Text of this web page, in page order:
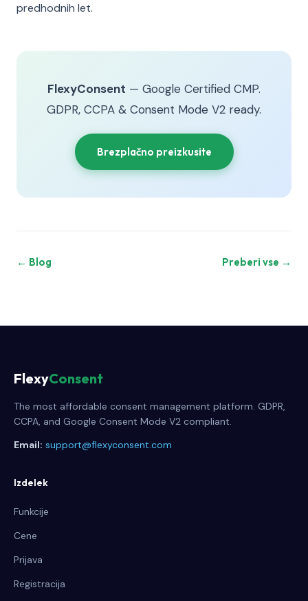
predhodnih let.
FlexyConsent — Google Certified CMP.
GDPR, CCPA & Consent Mode V2 ready.
Brezplačno preizkusite
← Blog Preberi vse →
FlexyConsent
The most affordable consent management platform. GDPR,
CCPA, and Google Consent Mode V2 compliant.
Email: support@flexyconsent.com
Izdelek
Funkcije
Cene
Prijava
Registracija